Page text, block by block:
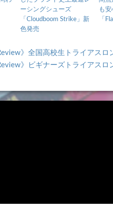
ーシングシューズ
「Cloudboom Strike」新
色発売
も
「
》全国高校生トライアスロ
》ビギナーズトライアス